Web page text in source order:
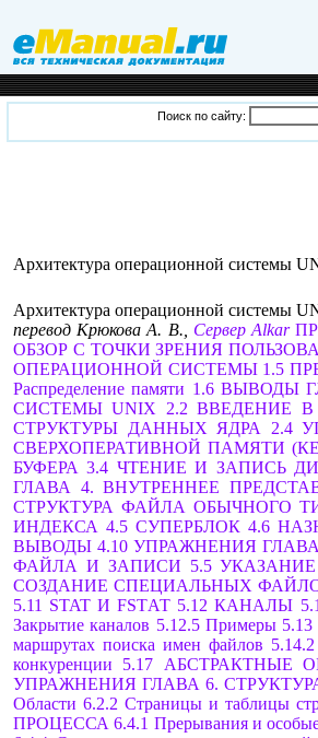
Поиск по сайту:
Архитектура операционной системы
Архитектура операционной системы
перевод Крюкова А. В., Сервер Alkar
ОБЗОР С ТОЧКИ ЗРЕНИЯ
ОПЕРАЦИОННОЙ СИСТЕМЫ 1.5
Распределение памяти 1.6 ВЫВОДЫ
СИСТЕМЫ UNIХ
2.2 ВВЕДЕНИЕ
СТРУКТУРЫ ДАННЫХ ЯДРА
2.4
СВЕРХОПЕРАТИВНОЙ ПАМЯТИ
БУФЕРА 3.4 ЧТЕНИЕ И ЗАПИСЬ
ГЛАВА 4. ВНУТРЕННЕЕ
СТРУКТУРА ФАЙЛА ОБЫЧНОГО
ИНДЕКСА 4.5 СУПЕРБЛОК 4.6
ВЫВОДЫ 4.10 УПРАЖНЕНИЯ
ФАЙЛА И ЗАПИСИ 5.5
СОЗДАНИЕ СПЕЦИАЛЬНЫХ
5.11 STAT И FSTАТ 5.12 КАНАЛЫ
Закрытие каналов 5.12.5 Примеры
маршрутах поиска имен файлов
конкуренции
5.17
УПРАЖНЕНИЯ ГЛАВА 6.
Области 6.2.2 Страницы и таблицы
ПРОЦЕССА 6.4.1 Прерывания и